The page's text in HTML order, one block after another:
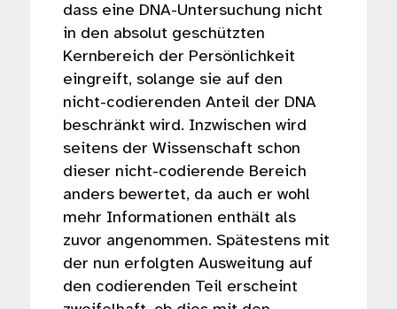
dass eine DNA-Untersuchung nicht
in den absolut geschützten
Kernbereich der Persönlichkeit
eingreift, solange sie auf den
nicht-codierenden Anteil der DNA
beschränkt wird. Inzwischen wird
seitens der Wissenschaft schon
dieser nicht-codierende Bereich
anders bewertet, da auch er wohl
mehr Informationen enthält als
zuvor angenommen. Spätestens mit
der nun erfolgten Ausweitung auf
den codierenden Teil erscheint